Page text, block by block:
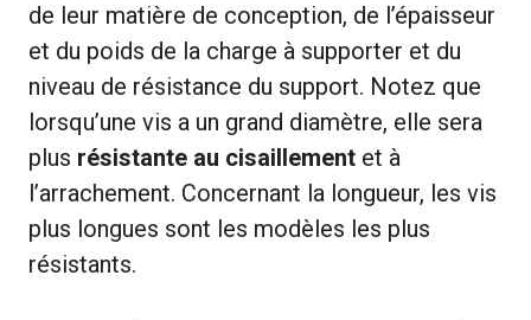
de leur matière de conception, de l’épaisseur
et du poids de la charge à supporter et du
niveau de résistance du support. Notez que
lorsqu’une vis a un grand diamètre, elle sera
plus résistante au cisaillement et à
l’arrachement. Concernant la longueur, les vis
plus longues sont les modèles les plus
résistants.